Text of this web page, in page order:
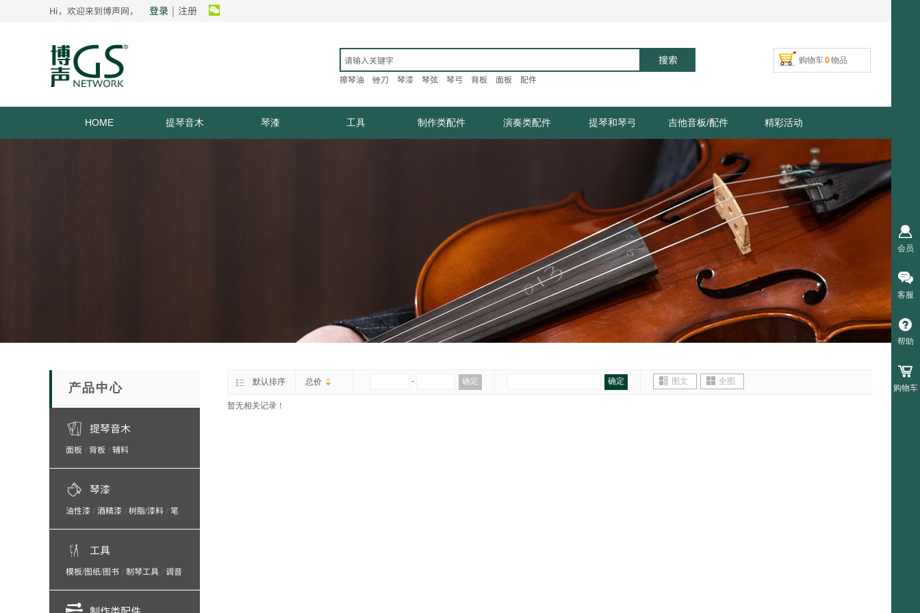
Hi，欢迎来到博声网， 登录 | 注册
购物车0物品
搜索
擦琴油 锉刀 琴漆 琴弦 琴弓 背板 面板 配件​
HOME 提琴音木 琴漆 工具 制作类配件 演奏类配件 提琴和琴弓 吉他音板/配件 精彩活动
默认排序 总价 - 确定 确定 图文 全图
暂无相关记录！
产品中心
提琴音木
面板 / 背板 / 辅料
琴漆
油性漆 / 酒精漆 / 树脂/漆料 / 笔
刷 / 抛光/打磨/砂纸/砂布
工具
模板/图纸/图书 / 制琴工具 / 调音
工具/保养产品
会员
客服
帮助
购物车